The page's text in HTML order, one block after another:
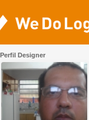
Perfil Designer